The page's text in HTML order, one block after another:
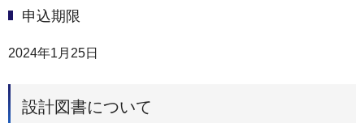
申込期限
2024年1月25日
設計図書について